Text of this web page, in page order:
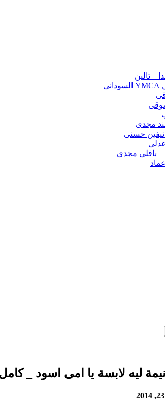
_ تالين
مجدى
نيفين حسنى
_ بافلى مجدى